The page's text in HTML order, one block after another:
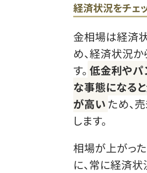
経済状況をチェ
金相場は経済
め、経済状況
す。 低金利やパ
な事態になる
が高いため、
します。
相場が上がっ
に、常に経済状